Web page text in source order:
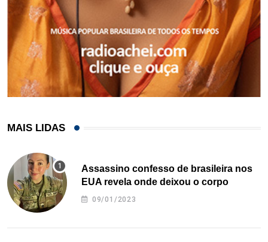
MAIS LIDAS
Assassino confesso de brasileira nos
EUA revela onde deixou o corpo
09/01/2023